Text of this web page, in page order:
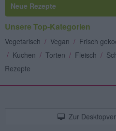
Neue Rezepte
Unsere Top-Kategorien
Vegetarisch / Vegan / Frisch
/ Kuchen / Torten / Fleisch /
Rezepte
Zur